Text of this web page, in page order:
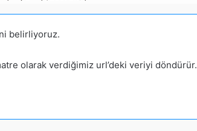
belirliyoruz.
olarak verdiğimiz url’deki veriyi döndürür.